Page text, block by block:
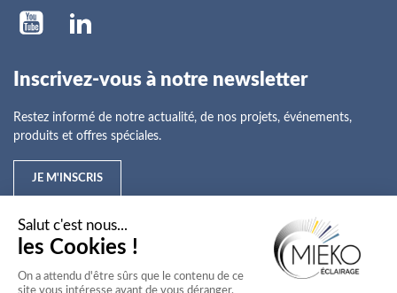
Inscrivez-vous à notre newsletter
Restez informé de notre actualité, de nos projets, événements,
produits et offres spéciales.
JE M'INSCRIS